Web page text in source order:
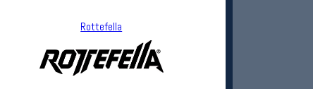
Rottefella